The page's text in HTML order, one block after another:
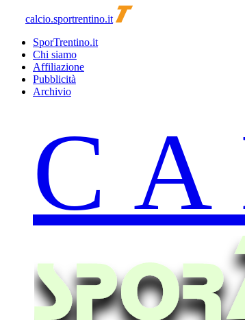
calcio.sportrentino.it
SporTrentino.it
Chi siamo
Affiliazione
Pubblicità
Archivio